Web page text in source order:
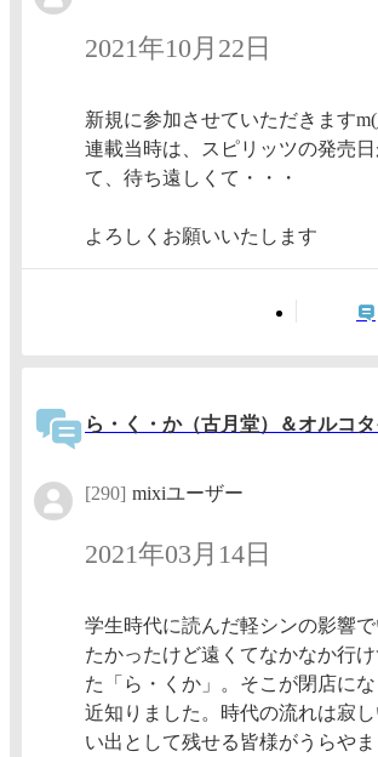
2021年10月22日
新規に参加させていただきます
連載当時は、スピリッツの発売日
て、待ち遠しくて・・・
よろしくお願いいたします
ら・く・か（古月堂）＆オルコ
[290] mixiユーザー
2021年03月14日
学生時代に読んだ軽シンの影響
たかったけど遠くてなかなか行
た「ら・くか」。そこが閉店に
近知りました。時代の流れは寂
い出として残せる皆様がうらやま